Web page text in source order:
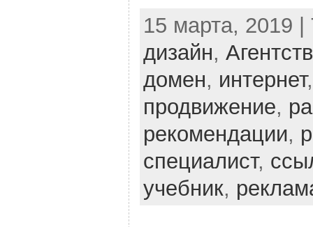
15 марта, 2019
дизайн,
домен, интернет
продвижение,
рекомендации,
специалист,
учебник,